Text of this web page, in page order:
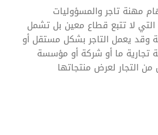
مهنة تاجر والمسؤوليات
التي لا تتبع قطاع معين بل تشمل
وقد يعمل التاجر بشكل مستقل أو
ما أو شركة أو مؤسسة
التجار لعرض منتجاتها